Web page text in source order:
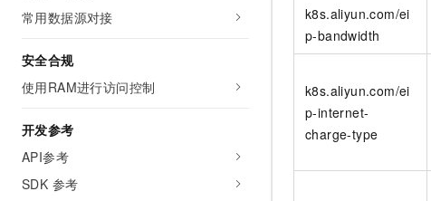
常用数据源对接
安全合规
使用RAM进行访问控制
开发参考
API参考
SDK 参考
k8s.aliyun.com/ei
p-bandwidth
k8s.aliyun.com/ei
p-internet-
charge-type